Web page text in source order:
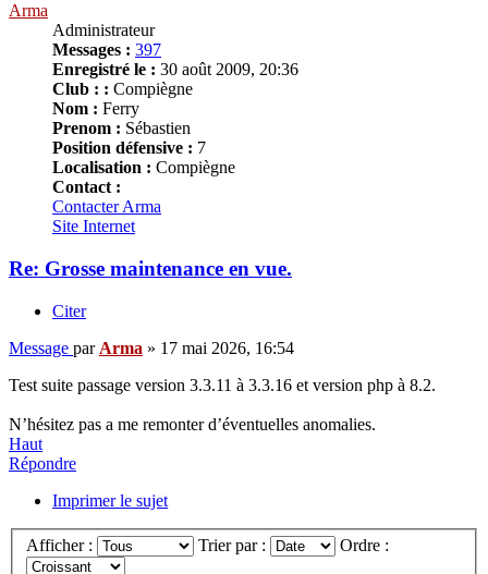
Arma
Administrateur
Messages : 397
Enregistré le : 30 août 2009, 20:36
Club : : Compiègne
Nom : Ferry
Prenom : Sébastien
Position défensive : 7
Localisation : Compiègne
Contact :
Contacter Arma
Site Internet
Re: Grosse maintenance en vue.
Citer
Message par Arma » 17 mai 2026, 16:54
Test suite passage version 3.3.11 à 3.3.16 et version php à 8.2.
N’hésitez pas a me remonter d’éventuelles anomalies.
Haut
Répondre
Imprimer le sujet
Afficher : Trier par : Ordre :